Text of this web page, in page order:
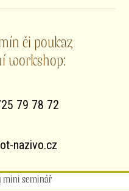
či poukaz
workshop:
79 78 72
nazivo.cz
mini seminář